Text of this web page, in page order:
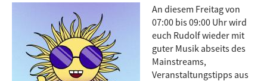
An diesem Freitag von
07:00 bis 09:00 Uhr wird
euch Rudolf wieder mit
guter Musik abseits des
Mainstreams,
Veranstaltungstipps aus